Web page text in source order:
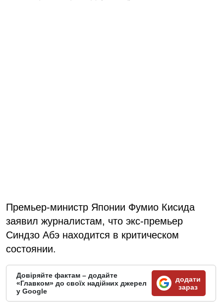
Премьер-министр Японии Фумио Кисида
заявил журналистам, что экс-премьер
Синдзо Абэ находится в критическом
состоянии.
Довіряйте фактам – додайте
«Главком» до своїх надійних джерел
у Google
додати
зараз